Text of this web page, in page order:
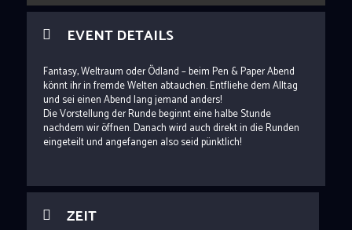
EVENT DETAILS
Fantasy, Weltraum oder Ödland – beim Pen & Paper Abend
könnt ihr in fremde Welten abtauchen. Entfliehe dem Alltag
und sei einen Abend lang jemand anders!
Die Vorstellung der Runde beginnt eine halbe Stunde
nachdem wir öffnen. Danach wird auch direkt in die Runden
eingeteilt und angefangen also seid pünktlich!
ZEIT